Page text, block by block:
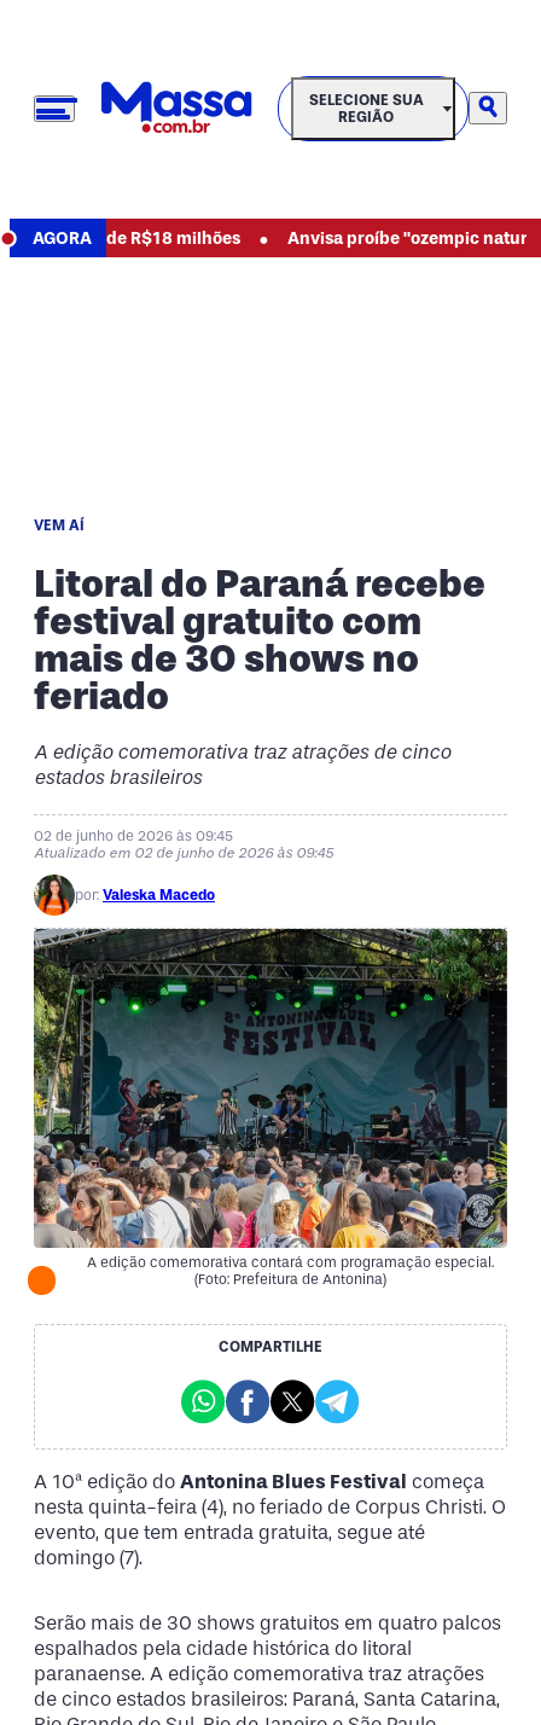
SELECIONE SUA REGIÃO
SELECIONE SUA
REGIÃO
AGORA
e pede R$18 milhões • Anvisa proíbe "ozempic natural" e
VEM AÍ
Litoral do Paraná recebe
festival gratuito com
mais de 30 shows no
feriado
A edição comemorativa traz atrações de cinco
estados brasileiros
02 de junho de 2026 às 09:45
Atualizado em 02 de junho de 2026 às 09:45
por: Valeska Macedo
A edição comemorativa contará com programação especial.
(Foto: Prefeitura de Antonina)
COMPARTILHE
A 10ª edição do Antonina Blues Festival começa
nesta quinta-feira (4), no feriado de Corpus Christi. O
evento, que tem entrada gratuita, segue até
domingo (7).
Serão mais de 30 shows gratuitos em quatro palcos
espalhados pela cidade histórica do litoral
paranaense. A edição comemorativa traz atrações
de cinco estados brasileiros: Paraná, Santa Catarina,